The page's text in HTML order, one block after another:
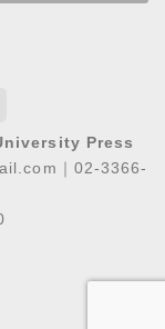
Press
｜02-3366-